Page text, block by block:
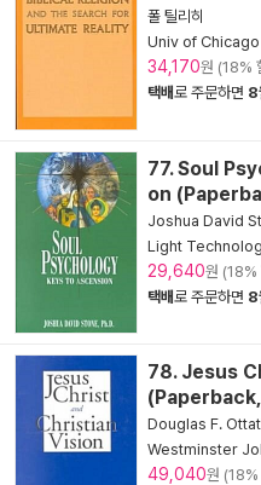
폴 틸리히
Univ of
34,170원 (18%
택배로 주문하면 8
77. Soul
on
Joshua David
Light
29,640원 (18%
택배로 주문하면 8
78. Jesus
Douglas F.
Westminster
49,040원